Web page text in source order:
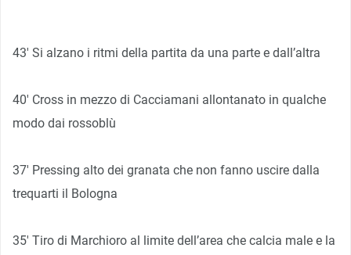
43′ Si alzano i ritmi della partita da una parte e dall’altra
40′ Cross in mezzo di Cacciamani allontanato in qualche
modo dai rossoblù
37′ Pressing alto dei granata che non fanno uscire dalla
trequarti il Bologna
35′ Tiro di Marchioro al limite dell’area che calcia male e la